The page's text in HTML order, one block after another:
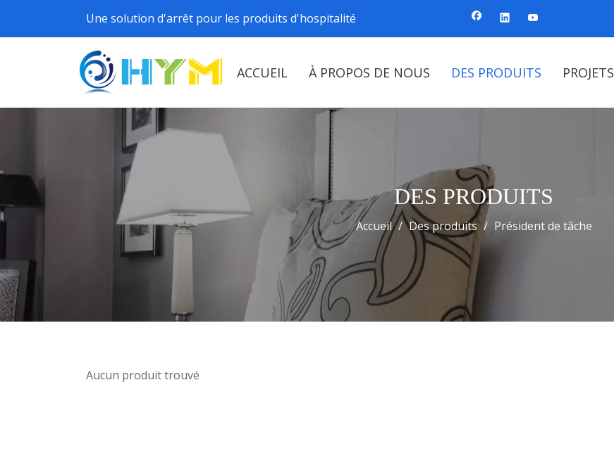
Une solution d'arrêt pour les produits d'hospitalité
ACCUEIL À PROPOS DE NOUS DES PRODUITS PROJETS
DES PRODUITS
Accueil / Des produits / Président de tâche
Aucun produit trouvé